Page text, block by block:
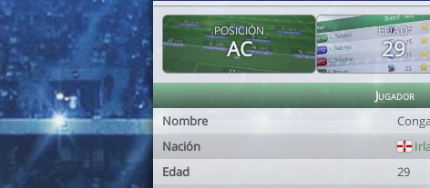
POSICIÓN
AC
EDAD
29
Jugador
Nombre
Nación
Edad
29